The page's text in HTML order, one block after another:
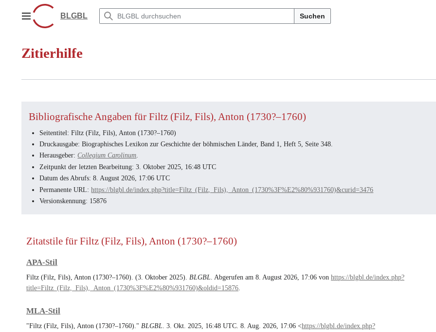
springenHauptmenüBLGBL Suchen
Zitierhilfe
Bibliografische Angaben für Filtz (Filz, Fils), Anton (1730?–1760)
Seitentitel: Filtz (Filz, Fils), Anton (1730?–1760)
Druckausgabe: Biographisches Lexikon zur Geschichte der böhmischen Länder, Band 1, Heft 5, Seite 348.
Herausgeber:Collegium Carolinum.
Zeitpunkt der letzten Bearbeitung: 3. Oktober 2025, 16:48 UTC
Datum des Abrufs: 8. August 2026, 17:06 UTC
Permanente URL:https://blgbl.de/index.php?title=Filtz_(Filz,_Fils),_Anton_(1730%3F%E2%80%931760)&curid=3476
Versionskennung: 15876
Zitatstile für Filtz (Filz, Fils), Anton (1730?–1760)
APA-Stil
Filtz (Filz, Fils), Anton (1730?–1760). (3. Oktober 2025). BLGBL. Abgerufen am 8. August 2026, 17:06 von https://blgbl.de/index.php?
title=Filtz_(Filz,_Fils),_Anton_(1730%3F%E2%80%931760)&oldid=15876.
MLA-Stil
"Filtz (Filz, Fils), Anton (1730?–1760)." BLGBL . 3. Okt. 2025, 16:48 UTC. 8. Aug. 2026, 17:06 <https://blgbl.de/index.php?